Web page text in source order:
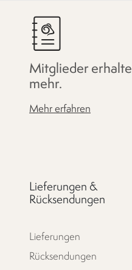
Mitglieder
mehr.
Mehr erfahren
Lieferungen &
Rücksendungen
Lieferungen
Rücksendungen